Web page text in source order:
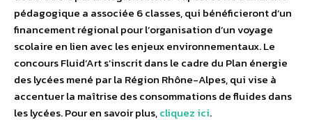
pédagogique a associée 6 classes, qui bénéficieront d’un
financement régional pour l’organisation d’un voyage
scolaire en lien avec les enjeux environnementaux. Le
concours Fluid’Art s’inscrit dans le cadre du Plan énergie
des lycées mené par la Région Rhône-Alpes, qui vise à
accentuer la maîtrise des consommations de fluides dans
les lycées. Pour en savoir plus,cliquez ici.